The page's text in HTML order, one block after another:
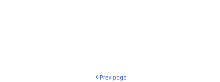
Prev page